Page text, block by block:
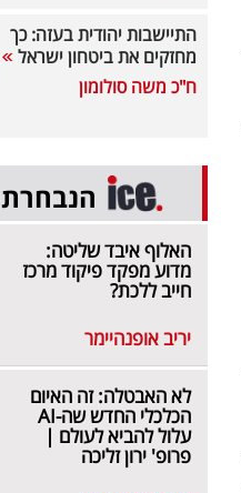
התיישבות יהודית בעזה: כך
מחזקים את ביטחון ישראל
ח"כ משה סולומון
הנבחרת
האלוף איבד שליטה:
מדוע מפקד פיקוד מרכז
חייב ללכת?
יריב אופנהיימר
לא האבטלה: זה האיום
הכלכלי החדש שה-AI
עלול להביא לעולם |
פרופ' ירון זליכה